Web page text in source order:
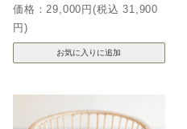
価格：29,000円(税込 31,900
円)